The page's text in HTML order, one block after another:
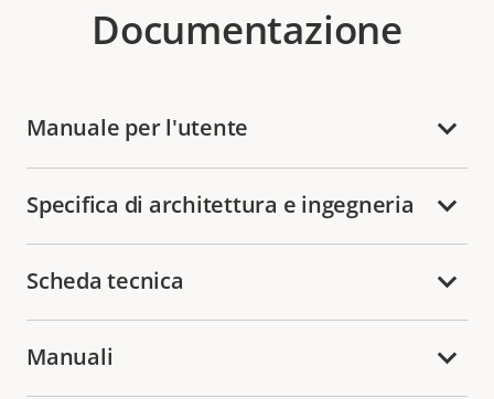
Documentazione
Manuale per l'utente
Specifica di architettura e ingegneria
Scheda tecnica
Manuali